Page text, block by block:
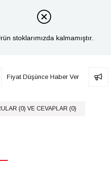
stoklarımızda kalmamıştır.
Fiyat Düşünce Haber Ver
(0) VE CEVAPLAR (0)